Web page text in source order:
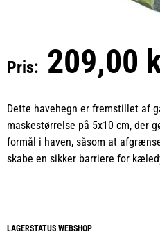
Pris: 209,00
Dette havehegn er fremstillet af
maskestørrelse på 5x10 cm, der
formål i haven, såsom at
skabe en sikker barriere for
LAGERSTATUS WEBSHOP